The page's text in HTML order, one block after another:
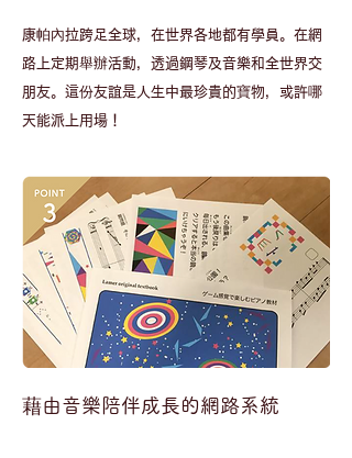
​康帕內拉跨足全球，在世界各地都有學員。在網
路上定期舉辦活動，透過鋼琴及音樂和全世界交
朋友。這份友誼是人生中最珍貴的寶物，或許哪
天能派上用場！
藉由音樂陪伴成長的網路系統